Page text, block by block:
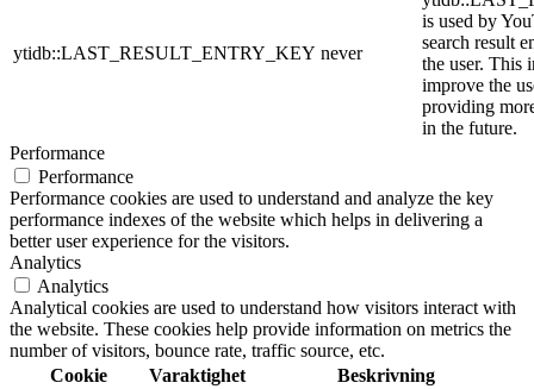
ytidb::LAST_RESULT_ENTRY_KEY never
is used by
search result
the user. This
improve the
providing
in the future.
Performance
Performance
Performance cookies are used to understand and analyze the key
performance indexes of the website which helps in delivering a
better user experience for the visitors.
Analytics
Analytics
Analytical cookies are used to understand how visitors interact with
the website. These cookies help provide information on metrics the
number of visitors, bounce rate, traffic source, etc.
Cookie
Varaktighet Beskrivning